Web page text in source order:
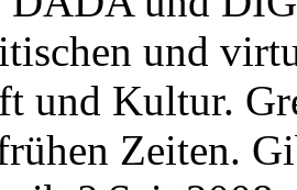
und
und Kultur.
Zeiten.